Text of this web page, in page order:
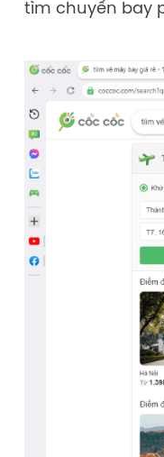
tìm chuyến bay